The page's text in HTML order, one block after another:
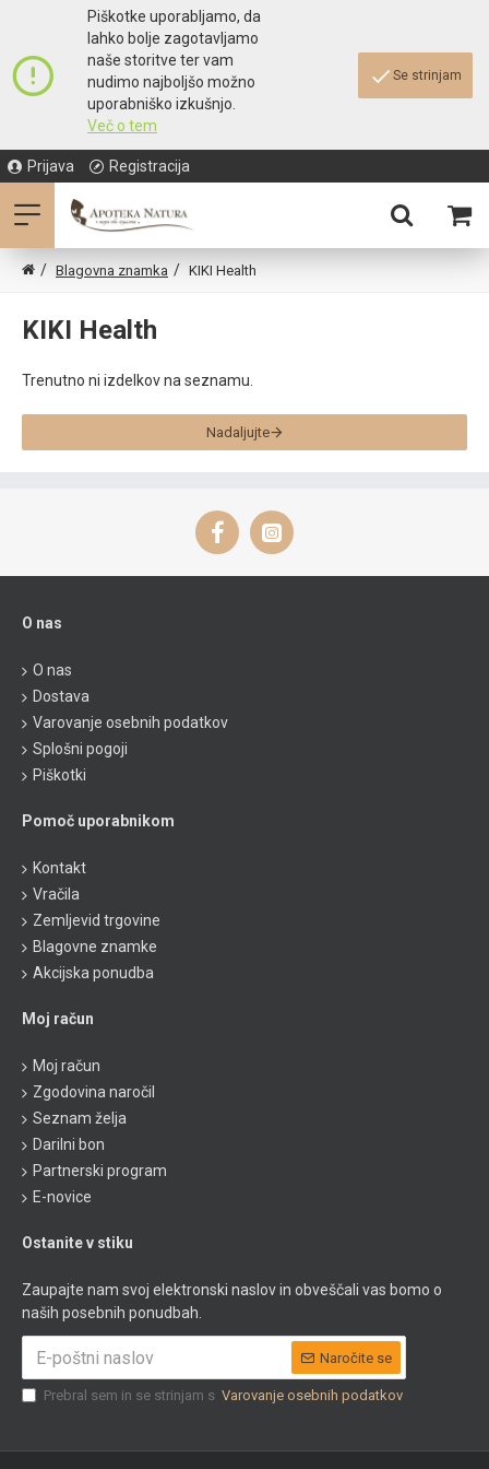
Piškotke uporabljamo, da
lahko bolje zagotavljamo
naše storitve ter vam
nudimo najboljšo možno
uporabniško izkušnjo.
Več o tem
Se strinjam
Prijava Registracija
Blagovna znamka KIKI Health
KIKI Health
Trenutno ni izdelkov na seznamu.
Nadaljujte
O nas
O nas
Dostava
Varovanje osebnih podatkov
Splošni pogoji
Piškotki
Pomoč uporabnikom
Kontakt
Vračila
Zemljevid trgovine
Blagovne znamke
Akcijska ponudba
Moj račun
Moj račun
Zgodovina naročil
Seznam želja
Darilni bon
Partnerski program
E-novice
Ostanite v stiku
Zaupajte nam svoj elektronski naslov in obveščali vas bomo o
naših posebnih ponudbah.
Naročite se
Prebral sem in se strinjam s Varovanje osebnih podatkov